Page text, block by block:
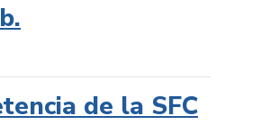
de la SFC